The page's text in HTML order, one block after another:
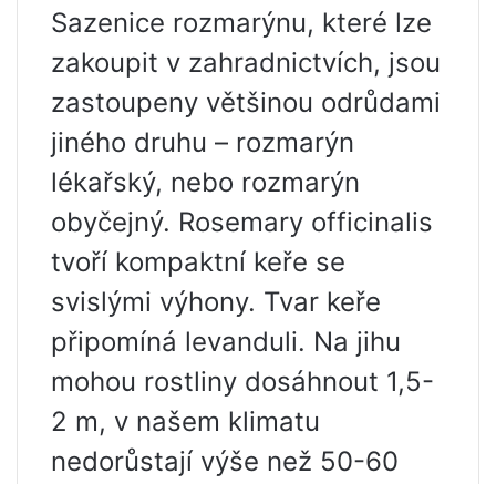
Sazenice rozmarýnu, které lze
zakoupit v zahradnictvích, jsou
zastoupeny většinou odrůdami
jiného druhu – rozmarýn
lékařský, nebo rozmarýn
obyčejný. Rosemary officinalis
tvoří kompaktní keře se
svislými výhony. Tvar keře
připomíná levanduli. Na jihu
mohou rostliny dosáhnout 1,5-
2 m, v našem klimatu
nedorůstají výše než 50-60